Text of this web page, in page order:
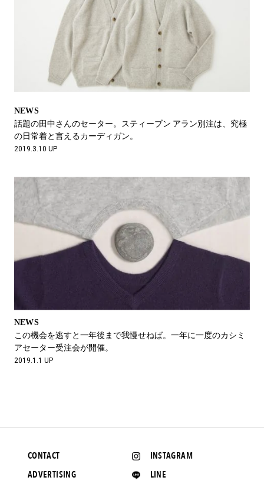
NEWS
話題の田中さんのセーター。スティーブン アラン別注は、究極
の日常着と言えるカーディガン。
2019.3.10 UP
NEWS
この機会を逃すと一年後まで我慢せねば。一年に一度のカシミ
アセーター受注会が開催。
2019.1.1 UP
INSTAGRAM
LINE
CONTACT
ADVERTISING